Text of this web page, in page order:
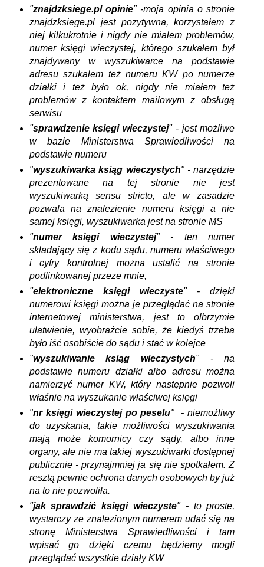
"znajdzksiege.pl opinie" -moja opinia o stronie
znajdzksiege.pl jest pozytywna, korzystałem z
niej kilkukrotnie i nigdy nie miałem problemów,
numer księgi wieczystej, którego szukałem był
znajdywany w wyszukiwarce na podstawie
adresu szukałem też numeru KW po numerze
działki i też było ok, nigdy nie miałem też
problemów z kontaktem mailowym z obsługą
serwisu
"sprawdzenie księgi wieczystej" - jest możliwe
w bazie Ministerstwa Sprawiedliwości na
podstawie numeru
"wyszukiwarka ksiąg wieczystych" - narzędzie
prezentowane na tej stronie nie jest
wyszukiwarką sensu stricto, ale w zasadzie
pozwala na znalezienie numeru księgi a nie
samej księgi, wyszukiwarka jest na stronie MS
"numer księgi wieczystej" - ten numer
składający się z kodu sądu, numeru właściwego
i cyfry kontrolnej można ustalić na stronie
podlinkowanej przeze mnie,
"elektroniczne księgi wieczyste" - dzięki
numerowi księgi można je przeglądać na stronie
internetowej ministerstwa, jest to olbrzymie
ułatwienie, wyobraźcie sobie, że kiedyś trzeba
było iść osobiście do sądu i stać w kolejce
"wyszukiwanie ksiąg wieczystych" - na
podstawie numeru działki albo adresu można
namierzyć numer KW, który następnie pozwoli
właśnie na wyszukanie właściwej księgi
"nr księgi wieczystej po peselu" - niemożliwy
do uzyskania, takie możliwości wyszukiwania
mają może komornicy czy sądy, albo inne
organy, ale nie ma takiej wyszukiwarki dostępnej
publicznie - przynajmniej ja się nie spotkałem. Z
resztą pewnie ochrona danych osobowych by już
na to nie pozwoliła.
"jak sprawdzić księgi wieczyste" - to proste,
wystarczy ze znalezionym numerem udać się na
stronę Ministerstwa Sprawiedliwości i tam
wpisać go dzięki czemu będziemy mogli
przeglądać wszystkie działy KW